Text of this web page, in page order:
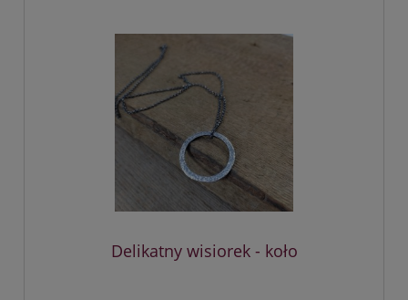
Delikatny wisiorek - koło